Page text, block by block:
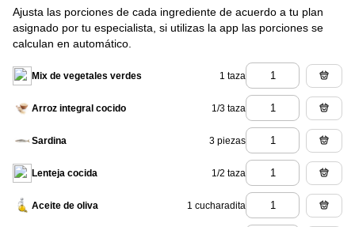
Ajusta las porciones de cada ingrediente de acuerdo a tu plan
asignado por tu especialista, si utilizas la app las porciones se
calculan en automático.
Mix de vegetales verdes 1 taza
Arroz integral cocido 1/3 taza
Sardina 3 piezas
Lenteja cocida 1/2 taza
Aceite de oliva 1 cucharadita